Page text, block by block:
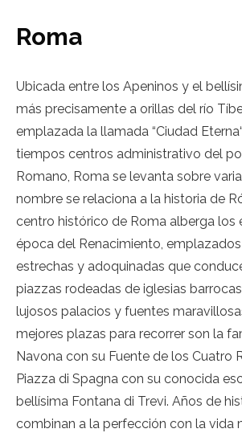
Roma
Ubicada entre los Apeninos y el
más precisamente a orillas del río
emplazada la llamada “Ciudad
tiempos centros administrativo del
Romano, Roma se levanta sobre
nombre se relaciona a la historia de
centro histórico de Roma alberga los
época del Renacimiento,
estrechas y adoquinadas que
piazzas rodeadas de iglesias
lujosos palacios y fuentes
mejores plazas para recorrer son la
Navona con su Fuente de los Cuatro
Piazza di Spagna con su conocida
bellísima Fontana di Trevi. Años de
combinan a la perfección con la vida